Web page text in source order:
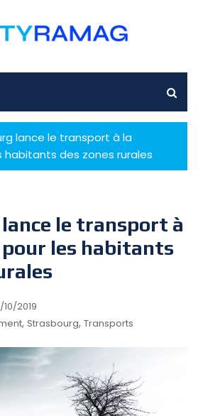
lance le transport à la
des zones rurales
le transport à
pour les habitants
10/2019
, Strasbourg, Transports